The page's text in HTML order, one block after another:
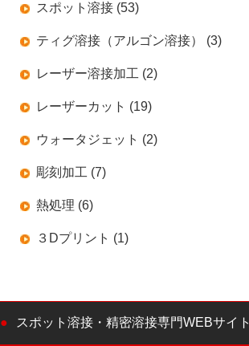
スポット溶接 (53)
ティグ溶接（アルゴン溶接） (3)
レーザー溶接加工 (2)
レーザーカット (19)
ウォータジェット (2)
彫刻加工 (7)
熱処理 (6)
３Dプリント (1)
スポット溶接・精密溶接専門WEBサイト